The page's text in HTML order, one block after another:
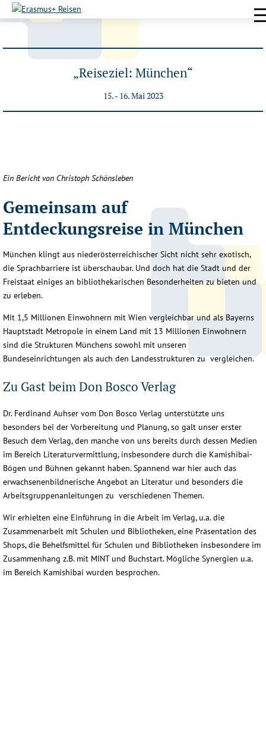
„Reiseziel: München“
15. - 16. Mai 2023
Ein Bericht von Christoph Schönsleben
Gemeinsam auf
Entdeckungsreise in München
München klingt aus niederösterreichischer Sicht nicht sehr exotisch,
die Sprachbarriere ist überschaubar. Und doch hat die Stadt und der
Freistaat einiges an bibliothekarischen Besonderheiten zu bieten und
zu erleben.
Mit 1,5 Millionen Einwohnern mit Wien vergleichbar und als Bayerns
Hauptstadt Metropole in einem Land mit 13 Millionen Einwohnern
sind die Strukturen Münchens sowohl mit unseren
Bundeseinrichtungen als auch den Landesstrukturen zu vergleichen.
Zu Gast beim Don Bosco Verlag
Dr. Ferdinand Auhser vom Don Bosco Verlag unterstützte uns
besonders bei der Vorbereitung und Planung, so galt unser erster
Besuch dem Verlag, den manche von uns bereits durch dessen Medien
im Bereich Literaturvermittlung, insbesondere durch die Kamishibai-
Bögen und Bühnen gekannt haben. Spannend war hier auch das
erwachsenenbildnerische Angebot an Literatur und besonders die
Arbeitsgruppenanleitungen zu verschiedenen Themen.
Wir erhielten eine Einführung in die Arbeit im Verlag, u.a. die
Zusammenarbeit mit Schulen und Bibliotheken, eine Präsentation des
Shops, die Behelfsmittel für Schulen und Bibliotheken insbesondere im
Zusammenhang z.B. mit MINT und Buchstart. Mögliche Synergien u.a.
im Bereich Kamishibai wurden besprochen.